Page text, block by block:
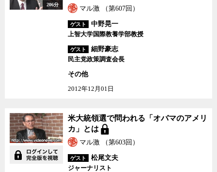
206分
マル激 （第607回）
ゲスト
中野晃一
上智大学国際教養学部教授
ゲスト
細野豪志
民主党政策調査会長
その他
2012年12月01日
米大統領選で問われる
「オバマのアメリカ」と
は
米大統領選で問われる「オバマのアメリ
カ」とは
マル激 （第603回）
ゲスト
松尾文夫
ジャーナリスト